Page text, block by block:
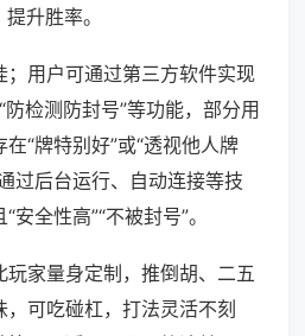
升胜率。
；用户可通过第三方软件实现
防检测防封号”等功能，部分用
“牌特别好”或“透视他人牌
过后台运行、自动连接等技
全性高”“不被封号”。
家量身定制，推倒胡、二五
可吃碰杠，打法灵活不刻